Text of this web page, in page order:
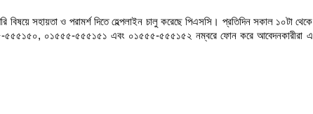
সহায়তা ও পরামর্শ দিতে হেল্পলাইন চালু করেছে পিএসসি। প্রতিদিন সকাল ১০টা থেকে
৫৫৫১৫০, ০১৫৫৫-৫৫৫১৫১ এবং ০১৫৫৫-৫৫৫১৫২ নম্বরে ফোন করে আবেদনকারীরা এ